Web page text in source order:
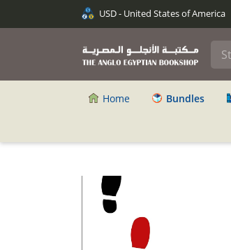
USD - United States of America
Home Bundles